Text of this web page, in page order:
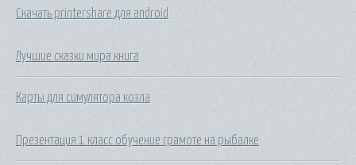
Скачать printershare для android
Лучшие сказки мира книга
Карты для симулятора козла
Презентация 1 класс обучение грамоте на рыбалке